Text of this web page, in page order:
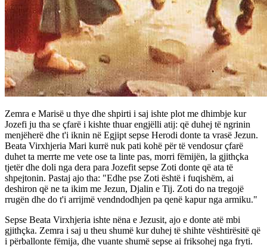
Zemra e Marisë u thye dhe shpirti i saj ishte plot me dhimbje kur
Jozefi ju tha se çfarë i kishte thuar engjëlli atij: që duhej të ngrinin
menjëherë dhe t'i iknin në Egjipt sepse Herodi donte ta vrasë Jezun.
Beata Virxhjeria Mari kurrë nuk pati kohë për të vendosur çfarë
duhet ta merrte me vete ose ta linte pas, morri fëmijën, la gjithçka
tjetër dhe doli nga dera para Jozefit sepse Zoti donte që ata të
shpejtonin. Pastaj ajo tha: "Edhe pse Zoti është i fuqishëm, ai
deshiron që ne ta ikim me Jezun, Djalin e Tij. Zoti do na tregojë
rrugën dhe do t'i arrijmë vendndodhjen pa qenë kapur nga armiku."
Sepse Beata Virxhjeria ishte nëna e Jezusit, ajo e donte atë mbi
gjithçka. Zemra i saj u theu shumë kur duhej të shihte vështirësitë që
i përballonte fëmija, dhe vuante shumë sepse ai friksohej nga fryti.